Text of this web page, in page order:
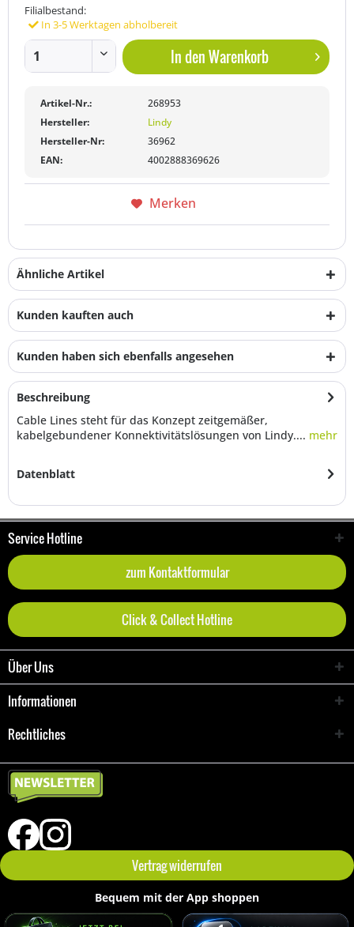
Filialbestand:
In 3-5 Werktagen abholbereit
In denWarenkorb
Artikel-Nr.:
268953
Hersteller:
Lindy
Hersteller-Nr:
36962
EAN:
4002888369626
Merken
Ähnliche Artikel
Kunden kauften auch
Kunden haben sich ebenfalls angesehen
Beschreibung
Cable Lines steht für das Konzept zeitgemäßer,
kabelgebundener Konnektivitätslösungen von Lindy.... mehr
Datenblatt
Service Hotline
zum Kontaktformular
Click & Collect Hotline
Über Uns
Informationen
Rechtliches
Vertrag widerrufen
Bequem mit der App shoppen